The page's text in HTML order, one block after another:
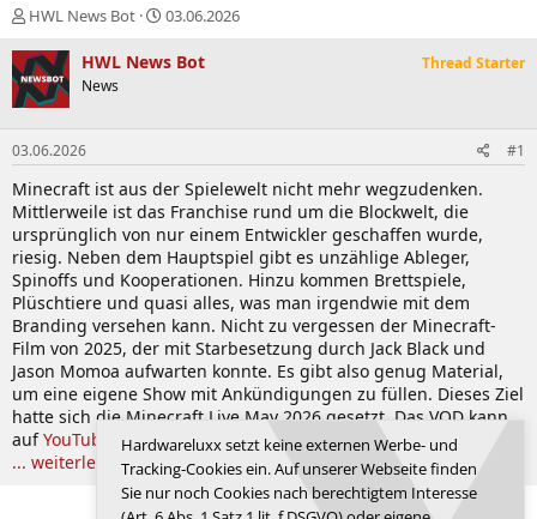
E
s
t
e
e
r
HWL News Bot
E
s
t
a
m
03.06.2026
HWL News Bot
News
Thread Starter
03.06.2026 #1
Minecraft ist aus der Spielewelt nicht mehr wegzudenken.
Mittlerweile ist das Franchise rund um die Blockwelt, die
ursprünglich von nur einem Entwickler geschaffen wurde,
riesig. Neben dem Hauptspiel gibt es unzählige Ableger,
Spinoffs und Kooperationen. Hinzu kommen Brettspiele,
Plüschtiere und quasi alles, was man irgendwie mit dem
Branding versehen kann. Nicht zu vergessen der Minecraft-
Film von 2025, der mit Starbesetzung durch Jack Black und
Jason Momoa aufwarten konnte. Es gibt also genug Material,
um eine eigene Show mit Ankündigungen zu füllen. Dieses Ziel
hatte sich die Minecraft Live May 2026 gesetzt. Das VOD kann
aufYouTube
aufgerufen werden.
... weiterlesen
Anmelden, um zu antworten.
Hardwareluxx setzt keine externen Werbe- und
Tracking-Cookies ein. Auf unserer Webseite finden
Sie nur noch Cookies nach berechtigtem Interesse